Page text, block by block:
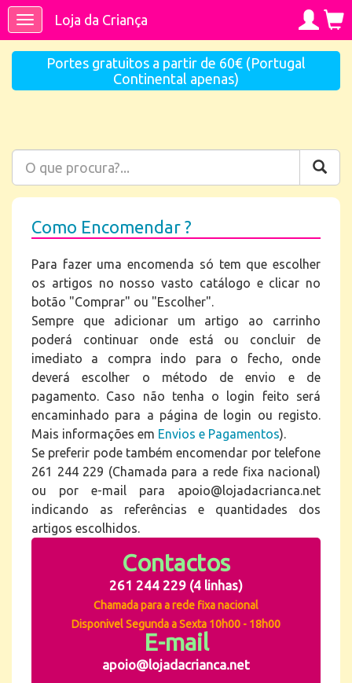
ToggleLoja da Criança
Portes gratuitos a partir de 60€ (Portugal
Continental apenas)
Como Encomendar ?
Para fazer uma encomenda só tem que escolher
os artigos no nosso vasto catálogo e clicar no
botão "Comprar" ou "Escolher".
Sempre que adicionar um artigo ao carrinho
poderá continuar onde está ou concluir de
imediato a compra indo para o fecho, onde
deverá escolher o método de envio e de
pagamento. Caso não tenha o login feito será
encaminhado para a página de login ou registo.
Mais informações em Envios e Pagamentos).
Se preferir pode também encomendar por telefone
261 244 229 (Chamada para a rede fixa nacional)
ou por e-mail para apoio@lojadacrianca.net
indicando as referências e quantidades dos
artigos escolhidos.
Contactos
261 244 229 (4 linhas)
Chamada para a rede fixa nacional
Disponivel Segunda a Sexta 10h00 - 18h00
E-mail
apoio@lojadacrianca.net